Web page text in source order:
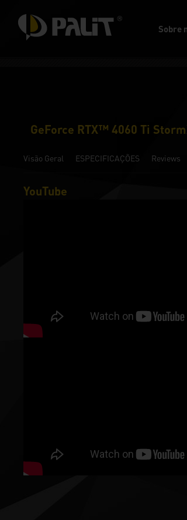
Sobre
GeForce RTX™ 4060 Ti
Visão Geral ESPECIFICAÇÕES Reviews
YouTube